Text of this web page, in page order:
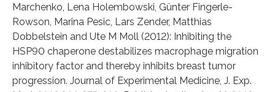
Marchenko, Lena Holembowski, Günter Fingerle-
Rowson, Marina Pesic, Lars Zender, Matthias
Dobbelstein and Ute M Moll (2012): Inhibiting the
HSP90 chaperone destabilizes macrophage migration
inhibitory factor and thereby inhibits breast tumor
progression. Journal of Experimental Medicine, J. Exp.